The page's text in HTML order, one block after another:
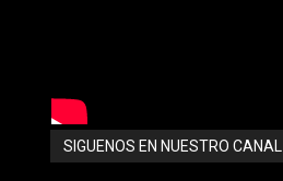
SIGUENOS EN NUESTRO CANAL